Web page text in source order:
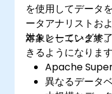
を使用してデータ
ータアナリストお
対象としています
本トレーニング終
きるようになります
Apache
異なるデータ